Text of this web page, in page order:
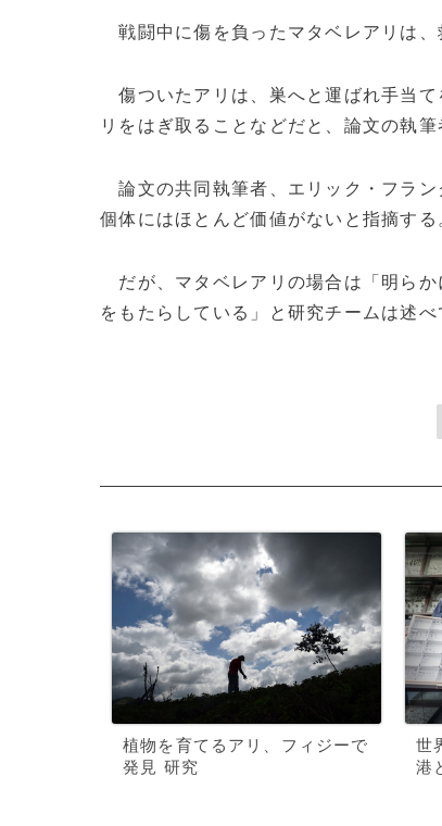
戦闘中に傷を負ったマタベレアリは、
傷ついたアリは、巣へと運ばれ手当て
リをはぎ取ることなどだと、論文の執筆
論文の共同執筆者、エリック・フラン
個体にはほとんど価値がないと指摘する
だが、マタベレアリの場合は「明ら
をもたらしている」と研究チームは述
植物を育てるアリ、フィジーで
発見 研究
世
港